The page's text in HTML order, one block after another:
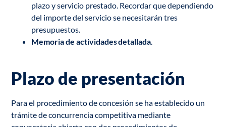
plazo y servicio prestado. Recordar que dependiendo
del importe del servicio se necesitarán tres
presupuestos.
Memoria de actividades detallada.
Plazo de presentación
Para el procedimiento de concesión se ha establecido un
trámite de concurrencia competitiva mediante